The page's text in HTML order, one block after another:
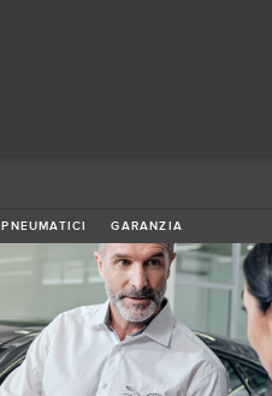
PNEUMATICI GARANZIA